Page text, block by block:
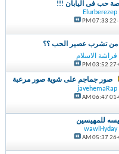
حب فى اليابان !!!
07:33 PM
تشرب عصير الحب ؟؟
الاسلام
03:52 PM
صور جماجم على شوية صور مرعبة
06:47 AM
للمهيسين
05:37 AM